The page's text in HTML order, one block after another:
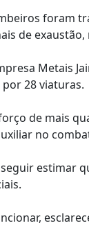
foram
de exaustão,
Metais
28 viaturas.
de mais
no
estimar